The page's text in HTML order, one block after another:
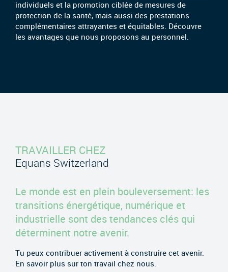
individuels et la promotion ciblée de mesures de
protection de la santé, mais aussi des prestations
complémentaires attrayantes et équitables. Découvre
les avantages que nous proposons au personnel.
TRAVAILLER CHEZ
Equans Switzerland
Le monde est en plein bouleversement: les
transitions énergétique, numérique et
industrielle sont des tendances clés qui
déterminent notre avenir.
Tu peux contribuer activement à construire cet avenir.
En savoir plus sur ton travail chez nous.